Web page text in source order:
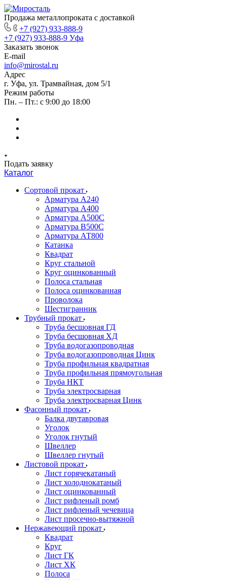
Продажа металлопроката с доставкой
+7 (927) 933-888-9
+7 (927) 933-888-9 Уфа
Заказать звонок
E-mail
info@mirostal.ru
Адрес
г. Уфа, ул. Трамвайная, дом 5/1
Режим работы
Пн. – Пт.: с 9:00 до 18:00
Подать заявку
Каталог
Сортовой прокат
Арматура А240
Арматура А400
Арматура А500C
Арматура В500С
Арматура АТ800
Катанка
Квадрат
Круг стальной
Круг оцинкованный
Полоса стальная
Полоса оцинкованная
Проволока
Шестигранник
Трубный прокат
Труба бесшовная ГД
Труба бесшовная ХД
Труба водогазопроводная
Труба водогазопроводная Цинк
Труба профильная квадратная
Труба профильная прямоугольная
Труба НКТ
Труба электросварная
Труба электросварная Цинк
Фасонный прокат
Балка двутавровая
Уголок
Уголок гнутый
Швеллер
Швеллер гнутый
Листовой прокат
Лист горячекатаный
Лист холоднокатаный
Лист оцинкованный
Лист рифленый ромб
Лист рифленый чечевица
Лист просечно-вытяжной
Нержавеющий прокат
Квадрат
Круг
Лист ГК
Лист ХК
Полоса